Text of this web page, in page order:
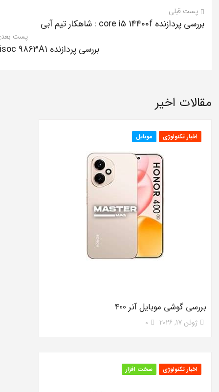
پست قبلی
بررسی پردازنده core i5 14400f : شاهکار تیم آبی
پست
بررسی پردازنده Unisoc 9863A1
مقالات اخیر
اخبار تکنولوژی موبایل
بررسی گوشی موبایل آنر 400
ژوئن 17, 2026 0
اخبار تکنولوژی سخت افزار